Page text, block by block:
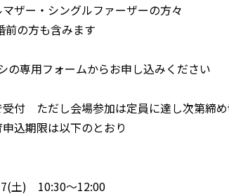
ー・シングルファーザーの方々
含みます
の専用フォームからお申し込みください
付 ただし会場参加は定員に達し次第締
は以下のとおり
土) 10:30～12:00